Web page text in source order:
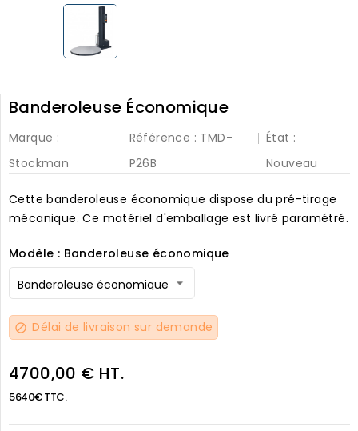
Banderoleuse Économique
Marque :
Stockman
Référence : TMD-
P26B
État :
Nouveau
Cette banderoleuse économique dispose du pré-tirage
mécanique. Ce matériel d'emballage est livré paramétré.
Modèle : Banderoleuse économique
block Délai de livraison sur demande
4700,00 € HT.
5640€ TTC.